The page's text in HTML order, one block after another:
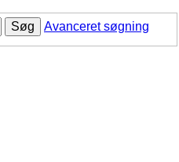
Søg Avanceret søgning